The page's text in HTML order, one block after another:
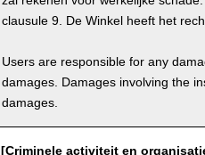
clausule 9. De Winkel heeft het
Users are responsible for any
damages. Damages involving the
damages.
[Criminele activiteit en